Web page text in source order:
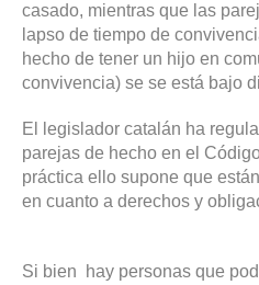
casado, mientras que las
lapso de tiempo de
hecho de tener un hijo en
convivencia) se se está bajo
El legislador catalán ha
parejas de hecho en el
práctica ello supone que
en cuanto a derechos y
Si bien hay personas que